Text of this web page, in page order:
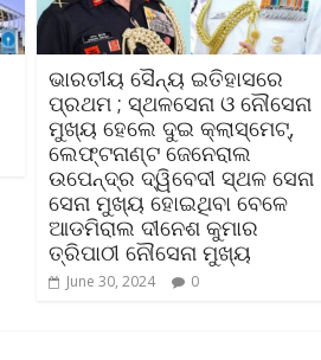
ଭାରତୀୟ ସୈନ୍ୟ ଇତିହାସରେ
ପ୍ରଥମ ; ସ୍ଥଳସେନା ଓ ନୌସେନା
ମୁଖ୍ୟ ହେଲେ ଦୁଇ କ୍ଲାସ୍‌ମେଟ୍,
ଲେଫ୍ଟନାଣ୍ଟ ଜେନେରାଲ
ଉପେନ୍ଦ୍ର ଦ୍ୱିବେଦୀ ସ୍ଥଳ ସେନା
ସେନା ମୁଖ୍ୟ ହୋଇଥିବା ବେଳେ
ଆଡମିରାଲ ଦୀନେଶ କୁମାର
ତ୍ରିପାଠୀ ନୌସେନା ମୁଖ୍ୟ
June 30, 2024 0